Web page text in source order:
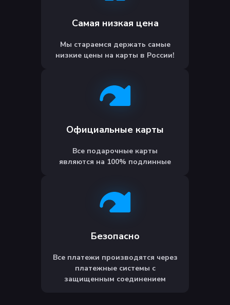
Самая низкая цена
Мы стараемся держать самые
низкие цены на карты в России!
Официальные карты
Все подарочные карты
являются на 100% подлинные
Безопасно
Все платежи производятся через
платежные системы с
защищенным соединением